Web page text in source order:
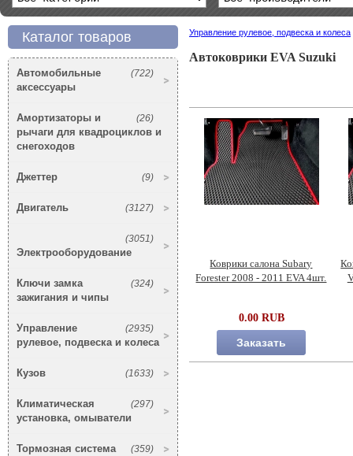
Каталог товаров
(722)
Автомобильные
аксессуары
(26)
Амортизаторы и
рычаги для квадроциклов и
снегоходов
(9)
Джеттер
(3127)
Двигатель
(3051)
Электрооборудование
(324)
Ключи замка
зажигания и чипы
(2935)
Управление
рулевое, подвеска и колеса
(1633)
Кузов
(297)
Климатическая
установка, омыватели
(359)
Тормозная система
Управление рулевое, подвеска и колеса
Автоковрики EVA Suzuki
Коврики салона Subary
Forester 2008 - 2011 EVA 4шт.
0.00 RUB
Заказать